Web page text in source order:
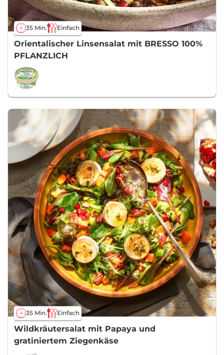
35 Min. Einfach
Orientalischer Linsensalat mit BRESSO 100%
PFLANZLICH
35 Min. Einfach
Wildkräutersalat mit Papaya und
gratiniertem Ziegenkäse